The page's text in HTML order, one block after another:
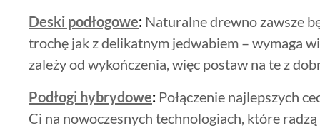
Deski podłogowe: Naturalne drewno zawsze
trochę jak z delikatnym jedwabiem – wymaga
zależy od wykończenia, więc postaw na te z
Podłogi hybrydowe: Połączenie najlepszych
Ci na nowoczesnych technologiach, które